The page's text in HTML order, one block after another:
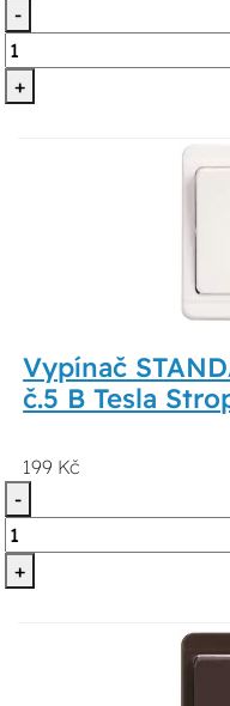
-
+
Vypínač
č.5 B Tesla
199 Kč
-
+